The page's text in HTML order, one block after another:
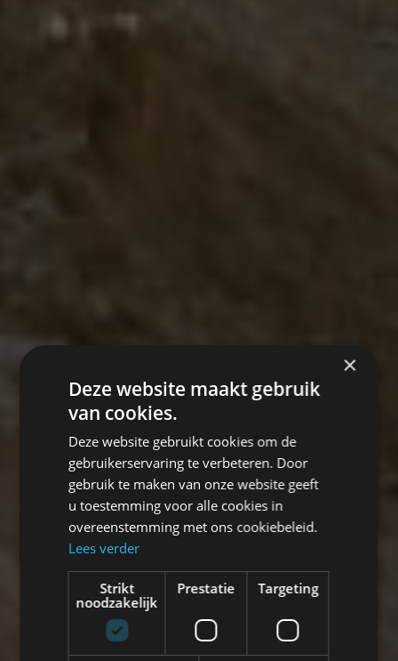
×
Deze website maakt gebruik
van cookies.
Deze website gebruikt cookies om de
gebruikerservaring te verbeteren. Door
gebruik te maken van onze website geeft
u toestemming voor alle cookies in
overeenstemming met ons cookiebeleid.
Lees verder
Strikt
noodzakelijk
Prestatie Targeting